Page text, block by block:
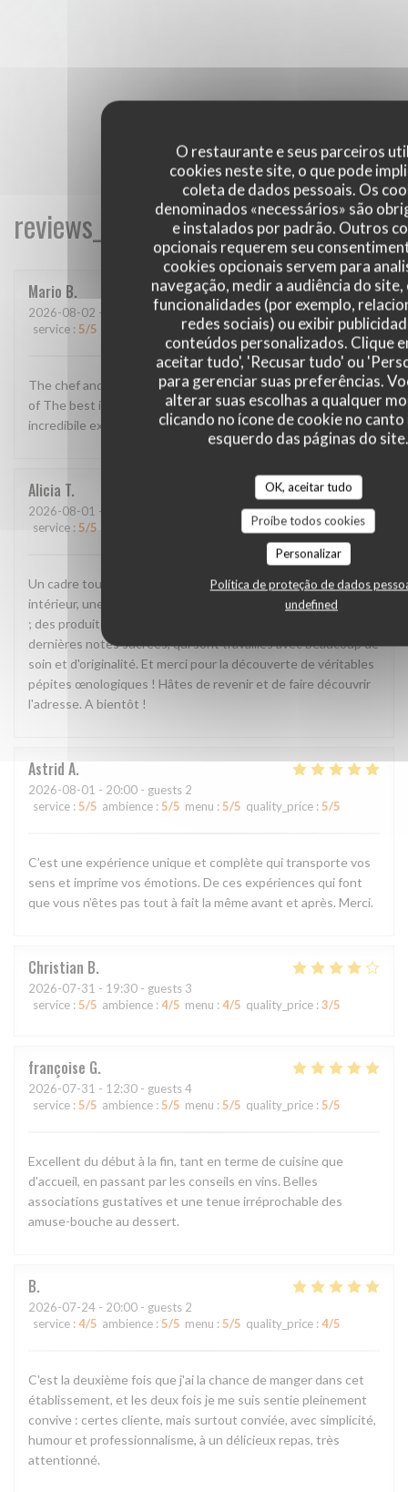
O restaurante e seus parceiros
cookies neste site, o que pode
coleta de dados pessoais. Os
denominados «necessários» são
e instalados por padrão. Outros
opcionais requerem seu
cookies opcionais servem para
navegação, medir a audiência do
funcionalidades (por exemplo,
redes sociais) ou exibir
conteúdos personalizados. Clique
aceitar tudo', 'Recusar tudo' ou
para gerenciar suas preferências.
alterar suas escolhas a qualquer
clicando no ícone de cookie no
esquerdo das páginas do site.
OK, aceitar tudo
Proíbe todos cookies
Personalizar
Política de proteção de dados
undefined
Mario B
2026-08-02 - 13:00 - guests 2
service : 5/5 menu: 5/5 quality_price:4/5
The chef and The staff super super super The location One
of The best in France The food AMAZING!!! Thank u for this
incredibile experience!!
Alicia T
2026-08-01 - 20:00 - guests 2
service : 5/5 quality_price: 5/5
Un cadre tout simplement incroyable, en extérieur comme en
intérieur, une équipe formidable, passionnée et attentionnée
; des produits d'une grande qualité des amuse-bouche aux
dernières notes sucrées, qui sont travaillés avec beaucoup de
soin et d'originalité. Et merci pour la découverte de véritables
pépites œnologiques ! Hâtes de revenir et de faire découvrir
l'adresse. A bientôt !
Astrid A
2026-08-01 - 20:00 - guests 2
service : 5/5 ambience : 5/5 menu : 5/5 quality_price : 5/5
C’est une expérience unique et complète qui transporte vos
sens et imprime vos émotions. De ces expériences qui font
que vous n’êtes pas tout à fait la même avant et après. Merci.
Christian B
2026-07-31 - 19:30 - guests 3
service : 5/5 ambience : 4/5 menu : 4/5 quality_price : 3/5
françoise G
2026-07-31 - 12:30 - guests 4
service : 5/5 ambience : 5/5 menu : 5/5 quality_price : 5/5
Excellent du début à la fin, tant en terme de cuisine que
d'accueil, en passant par les conseils en vins. Belles
associations gustatives et une tenue irréprochable des
amuse-bouche au dessert.
B
2026-07-24 - 20:00 - guests 2
service : 4/5 ambience : 5/5 menu : 5/5 quality_price : 4/5
C'est la deuxième fois que j'ai la chance de manger dans cet
établissement, et les deux fois je me suis sentie pleinement
convive : certes cliente, mais surtout conviée, avec simplicité,
humour et professionnalisme, à un délicieux repas, très
attentionné.